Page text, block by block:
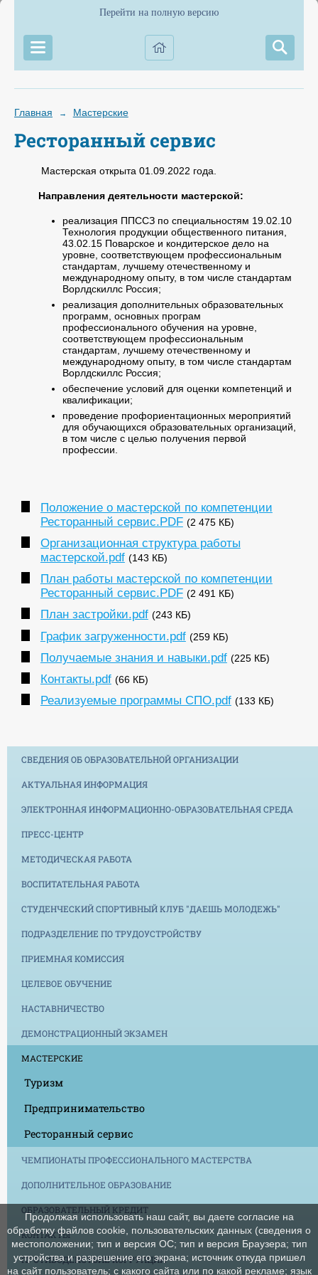
Перейти на полную версию
Главная → Мастерские
Ресторанный сервис
Мастерская открыта 01.09.2022 года.
Направления деятельности мастерской:
реализация ППССЗ по специальностям 19.02.10
Технология продукции общественного питания,
43.02.15 Поварское и кондитерское дело на
уровне, соответствующем профессиональным
стандартам, лучшему отечественному и
международному опыту, в том числе стандартам
Ворлдскиллс Россия;
реализация дополнительных образовательных
программ, основных програм
профессионального обучения на уровне,
соответствующем профессиональным
стандартам, лучшему отечественному и
международному опыту, в том числе стандартам
Ворлдскиллс Россия;
обеспечение условий для оценки компетенций и
квалификации;
проведение профориентационных мероприятий
для обучающихся образовательных организаций,
в том числе с целью получения первой
профессии.
Положение о мастерской по компетенции
Ресторанный сервис.PDF (2 475 КБ)
Организационная структура работы
мастерской.pdf (143 КБ)
План работы мастерской по компетенции
Ресторанный сервис.PDF (2 491 КБ)
План застройки.pdf (243 КБ)
График загруженности.pdf (259 КБ)
Получаемые знания и навыки.pdf (225 КБ)
Контакты.pdf (66 КБ)
Реализуемые программы СПО.pdf (133 КБ)
СВЕДЕНИЯ ОБ ОБРАЗОВАТЕЛЬНОЙ ОРГАНИЗАЦИИ
АКТУАЛЬНАЯ ИНФОРМАЦИЯ
ЭЛЕКТРОННАЯ ИНФОРМАЦИОННО-ОБРАЗОВАТЕЛЬНАЯ СРЕДА
ПРЕСС-ЦЕНТР
МЕТОДИЧЕСКАЯ РАБОТА
ВОСПИТАТЕЛЬНАЯ РАБОТА
СТУДЕНЧЕСКИЙ СПОРТИВНЫЙ КЛУБ "ДАЕШЬ МОЛОДЕЖЬ"
ПОДРАЗДЕЛЕНИЕ ПО ТРУДОУСТРОЙСТВУ
ПРИЕМНАЯ КОМИССИЯ
ЦЕЛЕВОЕ ОБУЧЕНИЕ
НАСТАВНИЧЕСТВО
ДЕМОНСТРАЦИОННЫЙ ЭКЗАМЕН
МАСТЕРСКИЕ
Туризм
Предпринимательство
Ресторанный сервис
ЧЕМПИОНАТЫ ПРОФЕССИОНАЛЬНОГО МАСТЕРСТВА
ДОПОЛНИТЕЛЬНОЕ ОБРАЗОВАНИЕ
ОБРАЗОВАТЕЛЬНЫЙ КРЕДИТ
КОНТАКТЫ
ПРОТИВОДЕЙСТВИЕ КОРРУПЦИИ
Продолжая использовать наш сайт, вы даете согласие на
обработку файлов cookie, пользовательских данных (сведения о
местоположении; тип и версия ОС; тип и версия Браузера; тип
устройства и разрешение его экрана; источник откуда пришел
на сайт пользователь; с какого сайта или по какой рекламе; язык